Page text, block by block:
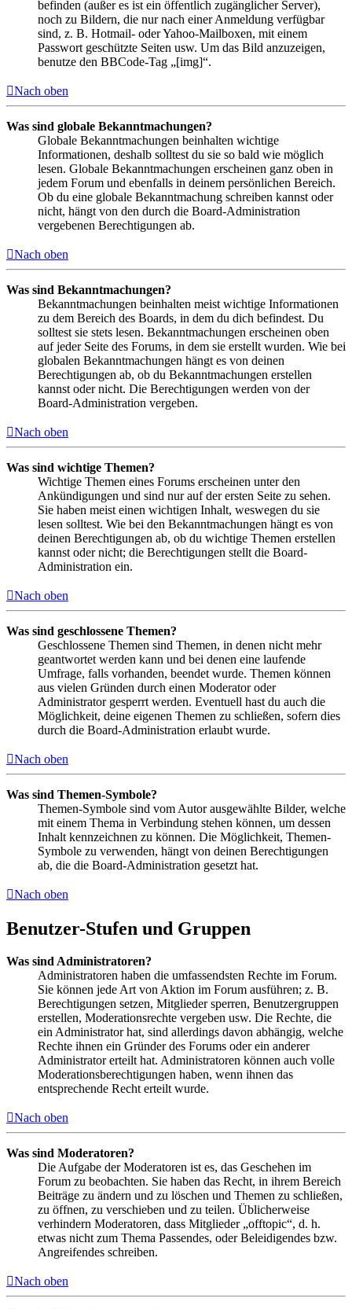
befinden (außer es ist ein öffentlich zugänglicher Server),
noch zu Bildern, die nur nach einer Anmeldung verfügbar
sind, z. B. Hotmail- oder Yahoo-Mailboxen, mit einem
Passwort geschützte Seiten usw. Um das Bild anzuzeigen,
benutze den BBCode-Tag „[img]“.
Nach oben
Was sind globale Bekanntmachungen?
Globale Bekanntmachungen beinhalten wichtige
Informationen, deshalb solltest du sie so bald wie möglich
lesen. Globale Bekanntmachungen erscheinen ganz oben in
jedem Forum und ebenfalls in deinem persönlichen Bereich.
Ob du eine globale Bekanntmachung schreiben kannst oder
nicht, hängt von den durch die Board-Administration
vergebenen Berechtigungen ab.
Nach oben
Was sind Bekanntmachungen?
Bekanntmachungen beinhalten meist wichtige Informationen
zu dem Bereich des Boards, in dem du dich befindest. Du
solltest sie stets lesen. Bekanntmachungen erscheinen oben
auf jeder Seite des Forums, in dem sie erstellt wurden. Wie bei
globalen Bekanntmachungen hängt es von deinen
Berechtigungen ab, ob du Bekanntmachungen erstellen
kannst oder nicht. Die Berechtigungen werden von der
Board-Administration vergeben.
Nach oben
Was sind wichtige Themen?
Wichtige Themen eines Forums erscheinen unter den
Ankündigungen und sind nur auf der ersten Seite zu sehen.
Sie haben meist einen wichtigen Inhalt, weswegen du sie
lesen solltest. Wie bei den Bekanntmachungen hängt es von
deinen Berechtigungen ab, ob du wichtige Themen erstellen
kannst oder nicht; die Berechtigungen stellt die Board-
Administration ein.
Nach oben
Was sind geschlossene Themen?
Geschlossene Themen sind Themen, in denen nicht mehr
geantwortet werden kann und bei denen eine laufende
Umfrage, falls vorhanden, beendet wurde. Themen können
aus vielen Gründen durch einen Moderator oder
Administrator gesperrt werden. Eventuell hast du auch die
Möglichkeit, deine eigenen Themen zu schließen, sofern dies
durch die Board-Administration erlaubt wurde.
Nach oben
Was sind Themen-Symbole?
Themen-Symbole sind vom Autor ausgewählte Bilder, welche
mit einem Thema in Verbindung stehen können, um dessen
Inhalt kennzeichnen zu können. Die Möglichkeit, Themen-
Symbole zu verwenden, hängt von deinen Berechtigungen
ab, die die Board-Administration gesetzt hat.
Nach oben
Benutzer-Stufen und Gruppen
Was sind Administratoren?
Administratoren haben die umfassendsten Rechte im Forum.
Sie können jede Art von Aktion im Forum ausführen; z. B.
Berechtigungen setzen, Mitglieder sperren, Benutzergruppen
erstellen, Moderationsrechte vergeben usw. Die Rechte, die
ein Administrator hat, sind allerdings davon abhängig, welche
Rechte ihnen ein Gründer des Forums oder ein anderer
Administrator erteilt hat. Administratoren können auch volle
Moderationsberechtigungen haben, wenn ihnen das
entsprechende Recht erteilt wurde.
Nach oben
Was sind Moderatoren?
Die Aufgabe der Moderatoren ist es, das Geschehen im
Forum zu beobachten. Sie haben das Recht, in ihrem Bereich
Beiträge zu ändern und zu löschen und Themen zu schließen,
zu öffnen, zu verschieben und zu teilen. Üblicherweise
verhindern Moderatoren, dass Mitglieder „offtopic“, d. h.
etwas nicht zum Thema Passendes, oder Beleidigendes bzw.
Angreifendes schreiben.
Nach oben